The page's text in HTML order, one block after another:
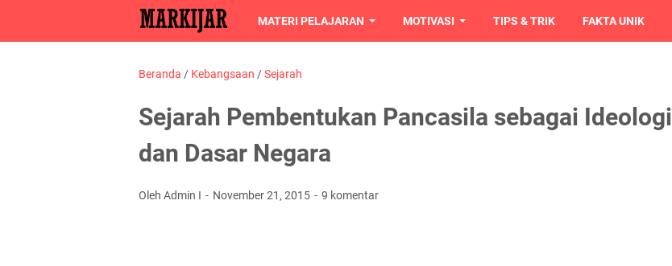
MATERI PELAJARAN MOTIVASI TIPS & TRIK FAKTA UNIK
Beranda / Kebangsaan /Sejarah
Sejarah Pembentukan Pancasila sebagai Ideologi
dan Dasar Negara
Oleh Admin I November 21, 2015 9 komentar